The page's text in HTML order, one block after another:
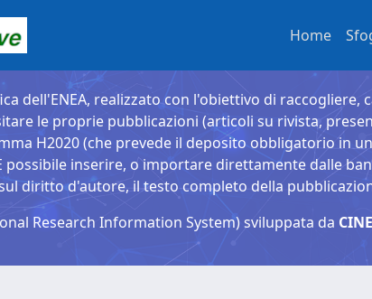
Home
dell'ENEA, realizzato con l'obiettivo di
le proprie pubblicazioni (articoli su rivista,
H2020 (che prevede il deposito obbligatorio in
inserire, o importare direttamente dalle
diritto d'autore, il testo completo della
Research Information System) sviluppata da